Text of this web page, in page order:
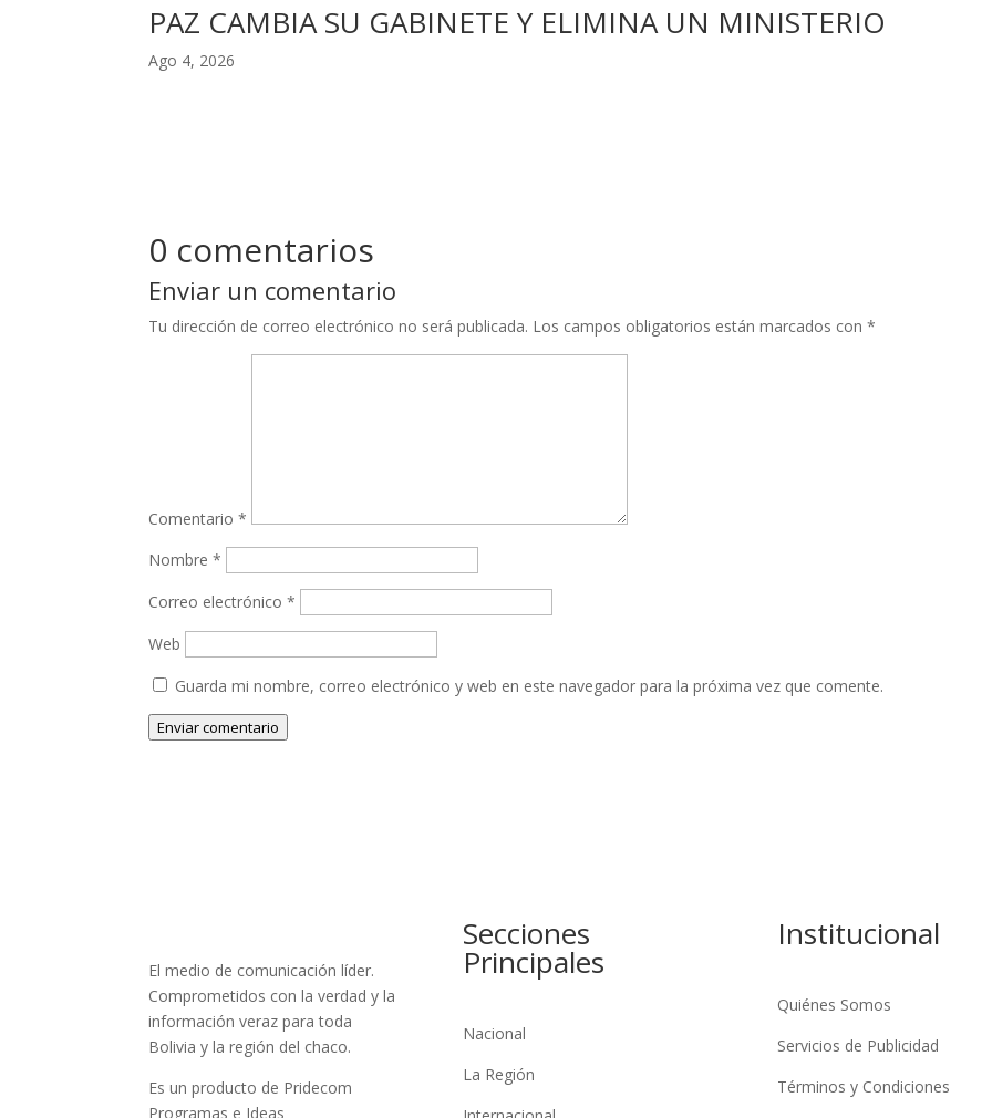
PAZ CAMBIA SU GABINETE Y ELIMINA UN MINISTERIO
Ago 4, 2026
0 comentarios
Enviar un comentario
Tu dirección de correo electrónico no será publicada. Los campos obligatorios están marcados con*
Comentario*
Nombre*
Correo electrónico*
Web
Guarda mi nombre, correo electrónico y web en este navegador para la próxima vez que comente.
Enviar comentario
El medio de comunicación líder.
Comprometidos con la verdad y la
información veraz para toda
Bolivia y la región del chaco.
Es un producto de Pridecom
Programas e Ideas
Secciones
Principales
Nacional
La Región
Institucional
Quiénes Somos
Servicios de Publicidad
Términos y Condiciones